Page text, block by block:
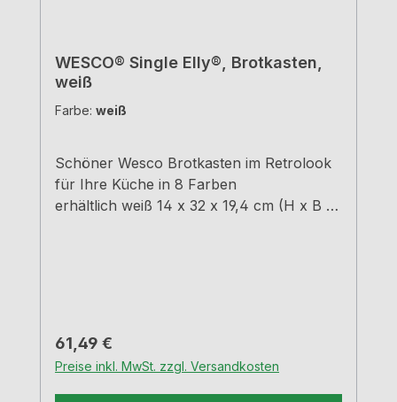
WESCO® Single Elly®, Brotkasten,
weiß
Farbe: weiß
Schöner Wesco Brotkasten im Retrolook
für Ihre Küche in 8 Farben
erhältlich weiß 14 x 32 x 19,4 cm (H x B x
Regulärer Preis:
61,49 €
Preise inkl. MwSt. zzgl. Versandkosten